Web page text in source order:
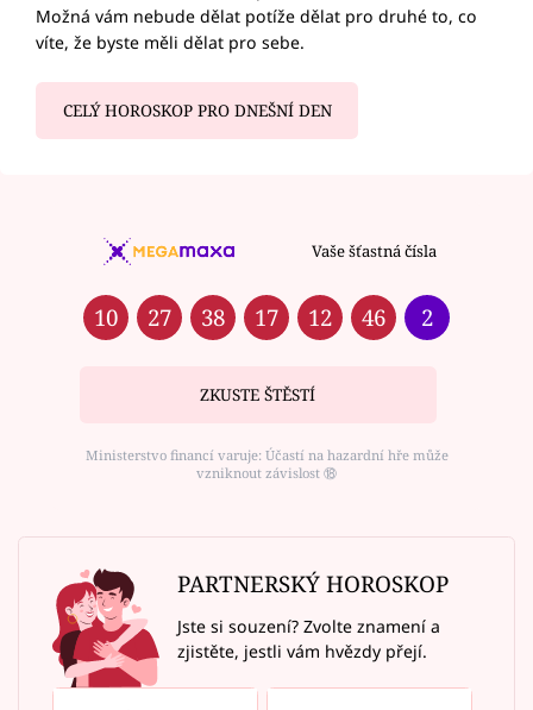
Možná vám nebude dělat potíže dělat pro druhé to, co
víte, že byste měli dělat pro sebe.
CELÝ HOROSKOP PRO DNEŠNÍ DEN
Vaše šťastná čísla
10 27 38 17 12 46 2
ZKUSTE ŠTĚSTÍ
Ministerstvo financí varuje: Účastí na hazardní hře může
vzniknout závislost ⑱
PARTNERSKÝ HOROSKOP
Jste si souzení? Zvolte znamení a
zjistěte, jestli vám hvězdy přejí.